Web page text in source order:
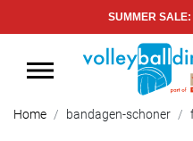
SUMMER
Home bandagen-schoner